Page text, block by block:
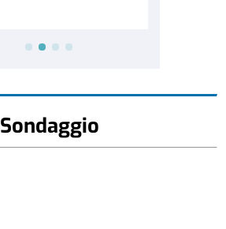
Sondaggio